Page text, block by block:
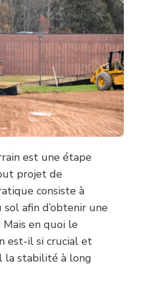
est une étape
projet de
consiste à
afin d’obtenir une
Mais en quoi le
est-il si crucial et
la stabilité à long